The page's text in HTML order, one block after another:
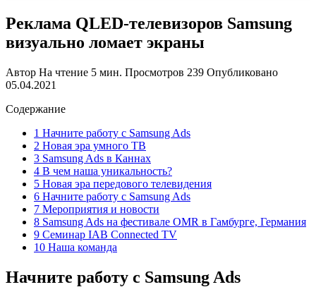
Реклама QLED-телевизоров Samsung
визуально ломает экраны
Автор На чтение 5 мин. Просмотров 239 Опубликовано
05.04.2021
Содержание
1 Начните работу с Samsung Ads
2 Новая эра умного ТВ
3 Samsung Ads в Каннах
4 В чем наша уникальность?
5 Новая эра передового телевидения
6 Начните работу с Samsung Ads
7 Мероприятия и новости
8 Samsung Ads на фестивале OMR в Гамбурге, Германия
9 Семинар IAB Connected TV
10 Наша команда
Начните работу с Samsung Ads